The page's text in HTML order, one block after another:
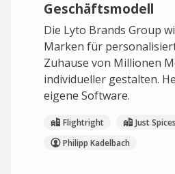
Geschäftsmodell
Die Lyto Brands Group
Marken für
Zuhause von Millionen
individueller gestalten.
eigene Software.
Flightright
Just Spices
Philipp Kadelbach